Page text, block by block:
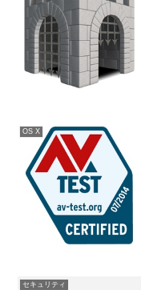
OS X
セキュリティ